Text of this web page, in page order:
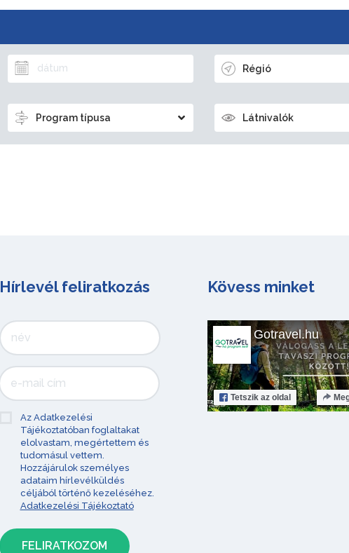
Régió
Program típusa Látnivalók
Hírlevél feliratkozás
Az Adatkezelési
Tájékoztatóban foglaltakat
elolvastam, megértettem és
tudomásul vettem.
Hozzájárulok személyes
adataim hírlevélküldés
céljából történő kezeléséhez.
Adatkezelési Tájékoztató
Kövess minket
Gotravel.hu
Tetszik az oldal